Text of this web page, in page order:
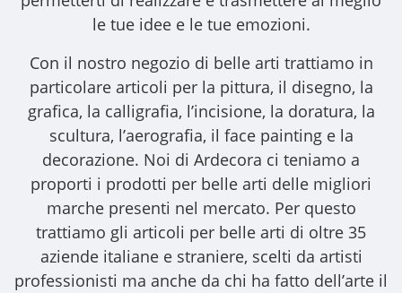
le tue idee e le tue emozioni.
Con il nostro negozio di belle arti trattiamo in
particolare articoli per la pittura, il disegno, la
grafica, la calligrafia, l’incisione, la doratura, la
scultura, l’aerografia, il face painting e la
decorazione. Noi di Ardecora ci teniamo a
proporti i prodotti per belle arti delle migliori
marche presenti nel mercato. Per questo
trattiamo gli articoli per belle arti di oltre 35
aziende italiane e straniere, scelti da artisti
professionisti ma anche da chi ha fatto dell’arte il